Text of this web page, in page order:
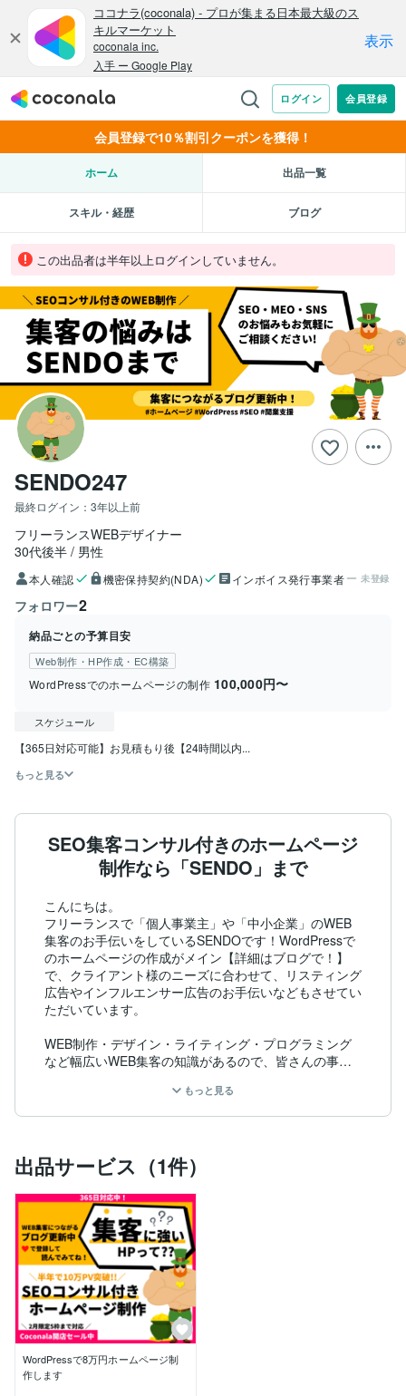
会員登録で10％割引クーポンを獲得！
ホーム 出品一覧
スキル・経歴 ブログ
この出品者は半年以上ログインしていません。
SENDO247
最終ログイン： 3年以上前
フリーランスWEBデザイナー
30代後半
男性
本人確認 機密保持契約(NDA) インボイス発行事業者 未登録
フォロワー2
納品ごとの予算目安
Web制作・HP作成・EC構築
WordPressでのホームページの制作 100,000円〜
スケジュール
【365日対応可能】お見積もり後【24時間以内...
もっと見る
SEO集客コンサル付きのホームページ
制作なら「SENDO」まで
こんにちは。
フリーランスで「個人事業主」や「中小企業」のWEB
集客のお手伝いをしているSENDOです！WordPressで
のホームページの作成がメイン【詳細はブログで！】
で、クライアント様のニーズに合わせて、リスティング
広告やインフルエンサー広告のお手伝いなどもさせてい
ただいています。
WEB制作・デザイン・ライティング・プログラミング
など幅広いWEB集客の知識があるので、皆さんの事業
るお仕事ができれば良いなと思います！
ればと思います！契約に至らなくてもいろんな事業の課
題やニーズをお伺いできることは勉強になるので大歓迎
です！
◆強み【SEO集客】
CoconalaでのWEB制作以外にメディア運営もしていま
す。競合の少ないスキマを狙ってSEOでの集客が得意
です！強いライバルに勝つためには「勝てるところで勝
負！」が鉄則！競合のいないところで勝負すれば、記事
作成の翌日にはアクセスが獲得できることも多々ありま
す。
実績
- メディアA→6ヶ月で10万PV達成
もっと見る
出品サービス（1件）
WordPressで8万円ホームページ制
作します